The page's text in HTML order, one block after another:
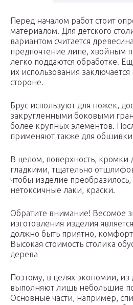
Перед началом работ стоит
материалом. Для детского
вариантом считается
предпочтение липе, хвойным
легко поддаются обработке.
их использования заключается
стороне.
Брус используют для ножек,
закругленными боковыми
более крупных элементов.
применяют также для обшивки
В целом, поверхность, кромки
гладкими, тщательно
чтобы изделие преобразилось,
нетоксичные лаки, краски.
Обратите внимание! Весомое
изготовления изделия
должно быть приятно,
Высокая стоимость столика
дерева
Поэтому, в целях экономии,
выполняют лишь небольшие
Основные части, например,